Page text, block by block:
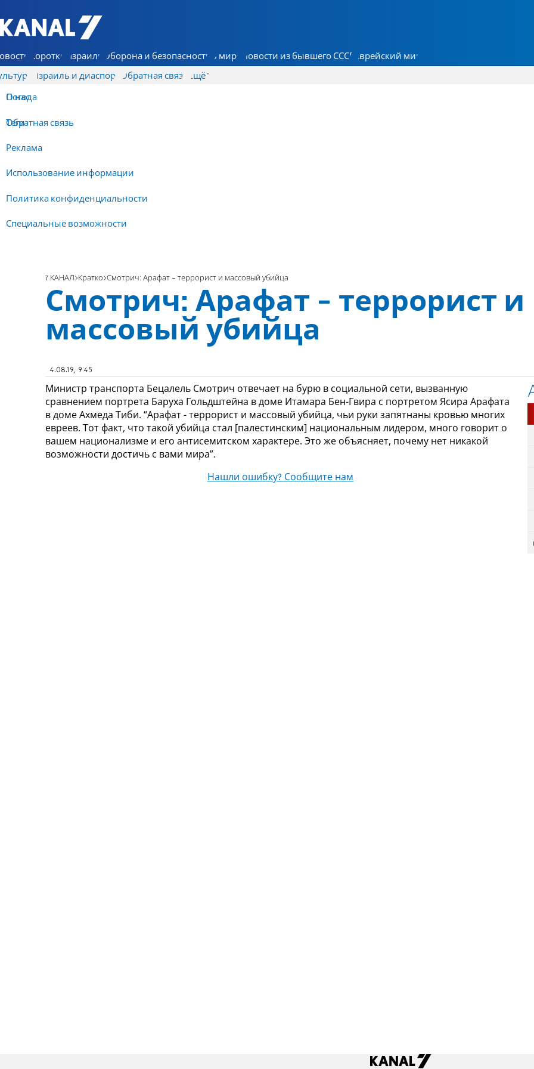
7 КАНАЛ - Аруц Шева
Коротко Израиль Оборона и безопасность В мире Новости из бывшего СССР Еврейский мир
Израиль и диаспора Обратная связь
О нас
Обратная связь
Реклама
Использование информации
Политика конфиденциальности
Специальные возможности
Ещё
Погода
Теги
7 КАНАЛ Кратко Смотрич: Арафат - террорист и массовый убийца
Смотрич: Арафат - террорист и
массовый убийца
4.08.19, 9:45
Министр транспорта Бецалель Смотрич отвечает на бурю в социальной сети, вызванную
сравнением портрета Баруха Гольдштейна в доме Итамара Бен-Гвира с портретом Ясира Арафата
в доме Ахмеда Тиби. “Арафат - террорист и массовый убийца, чьи руки запятнаны кровью многих
евреев. Тот факт, что такой убийца стал [палестинским] национальным лидером, много говорит о
вашем национализме и его антисемитском характере. Это же объясняет, почему нет никакой
возможности достичь с вами мира”.
Нашли ошибку? Сообщите нам